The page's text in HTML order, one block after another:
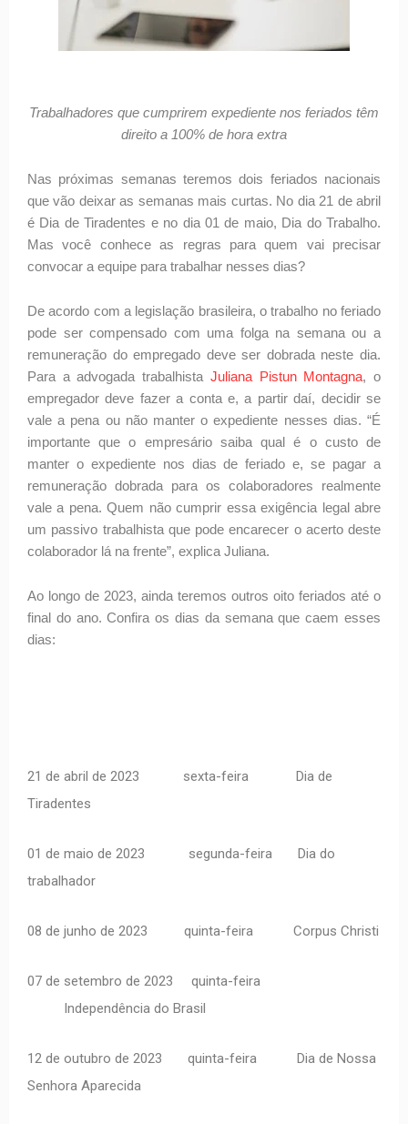
Trabalhadores que cumprirem expediente nos feriados têm
direito a 100% de hora extra
Nas próximas semanas teremos dois feriados nacionais
que vão deixar as semanas mais curtas. No dia 21 de abril
é Dia de Tiradentes e no dia 01 de maio, Dia do Trabalho.
Mas você conhece as regras para quem vai precisar
convocar a equipe para trabalhar nesses dias?
De acordo com a legislação brasileira, o trabalho no feriado
pode ser compensado com uma folga na semana ou a
remuneração do empregado deve ser dobrada neste dia.
Para a advogada trabalhista Juliana Pistun Montagna, o
empregador deve fazer a conta e, a partir daí, decidir se
vale a pena ou não manter o expediente nesses dias. “É
importante que o empresário saiba qual é o custo de
manter o expediente nos dias de feriado e, se pagar a
remuneração dobrada para os colaboradores realmente
vale a pena. Quem não cumprir essa exigência legal abre
um passivo trabalhista que pode encarecer o acerto deste
colaborador lá na frente”, explica Juliana.
Ao longo de 2023, ainda teremos outros oito feriados até o
final do ano. Confira os dias da semana que caem esses
dias:
21 de abril de 2023 sexta-feira
Dia de
Tiradentes
01 de maio de 2023 segunda-feira
Dia do
trabalhador
08 de junho de 2023 quinta-feira Corpus Christi
07 de setembro de 2023
quinta-feira
Independência do Brasil
12 de outubro de 2023 quinta-feira
Dia de Nossa
Senhora Aparecida